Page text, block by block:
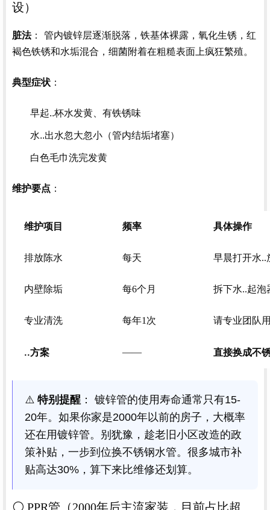
设）
脏法： 管内镀锌层逐渐脱落，铁基体裸露，氧化生锈，红
褐色铁锈和水垢混合，细菌附着在粗糙表面上疯狂繁殖。
典型症状 ：
早起..杯水发黄、有铁锈味
水..出水忽大忽小（管内结垢堵塞）
白色毛巾洗完发黄
维护要点 ：
维护项目 频率 具体操作
排放陈水 每天 早晨打开水..
内壁除垢 每6个月 拆下水..起泡
专业清洗 每年1次 请专业团队
..方案 —— 直接换成不
⚠️ 特别提醒 ： 镀锌管的使用寿命通常只有15-
20年。如果你家是2000年以前的房子，大概率
还在用镀锌管。别犹豫，趁老旧小区改造的政
策补贴，一步到位换不锈钢水管。很多城市补
贴高达30%，算下来比维修还划算。
⚪ PPR管（2000年后主流家装，目前占比超